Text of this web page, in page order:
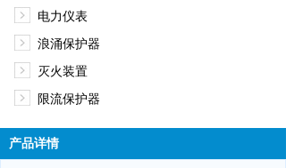
关于我们
新闻资讯
联系我们
产品详情
电力仪表
浪涌保护器
灭火装置
限流保护器